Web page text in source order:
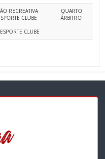
RECREATIVA
CLUBE
CLUBE
QUARTO
ÁRBITRO